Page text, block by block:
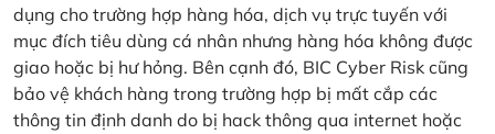
dụng cho trường hợp hàng hóa, dịch vụ trực tuyến với
mục đích tiêu dùng cá nhân nhưng hàng hóa không được
giao hoặc bị hư hỏng. Bên cạnh đó, BIC Cyber Risk cũng
bảo vệ khách hàng trong trường hợp bị mất cắp các
thông tin định danh do bị hack thông qua internet hoặc